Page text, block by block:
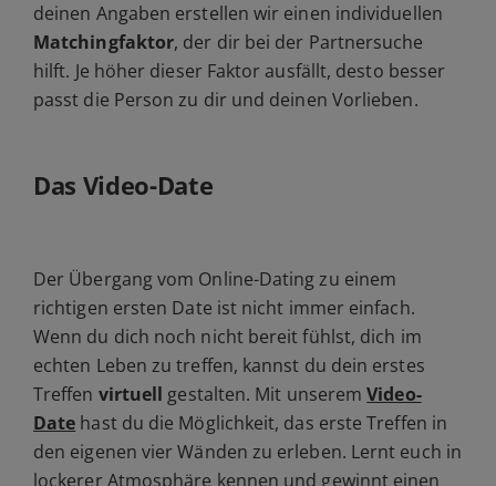
deinen Angaben erstellen wir einen individuellen
Matchingfaktor, der dir bei der Partnersuche
hilft. Je höher dieser Faktor ausfällt, desto besser
passt die Person zu dir und deinen Vorlieben.
Das Video-Date
Der Übergang vom Online-Dating zu einem
richtigen ersten Date ist nicht immer einfach.
Wenn du dich noch nicht bereit fühlst, dich im
echten Leben zu treffen, kannst du dein erstes
Treffen virtuell gestalten. Mit unseremVideo-
Date hast du die Möglichkeit, das erste Treffen in
den eigenen vier Wänden zu erleben. Lernt euch in
lockerer Atmosphäre kennen und gewinnt einen